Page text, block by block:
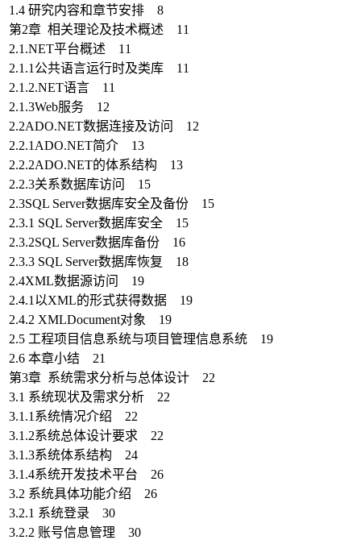
1.4 研究内容和章节安排 8
第2章 相关理论及技术概述 11
2.1.NET平台概述 11
2.1.1公共语言运行时及类库 11
2.1.2.NET语言 11
2.1.3Web服务 12
2.2ADO.NET数据连接及访问 12
2.2.1ADO.NET简介 13
2.2.2ADO.NET的体系结构 13
2.2.3关系数据库访问 15
2.3SQL Server数据库安全及备份 15
2.3.1 SQL Server数据库安全 15
2.3.2SQL Server数据库备份 16
2.3.3 SQL Server数据库恢复 18
2.4XML数据源访问 19
2.4.1以XML的形式获得数据 19
2.4.2 XMLDocument对象 19
2.5 工程项目信息系统与项目管理信息系统 19
2.6 本章小结 21
第3章 系统需求分析与总体设计 22
3.1 系统现状及需求分析 22
3.1.1系统情况介绍 22
3.1.2系统总体设计要求 22
3.1.3系统体系结构 24
3.1.4系统开发技术平台 26
3.2 系统具体功能介绍 26
3.2.1 系统登录 30
3.2.2 账号信息管理 30